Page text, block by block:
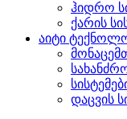
ჰიდრო
ქარის
აიტი
დაცვის